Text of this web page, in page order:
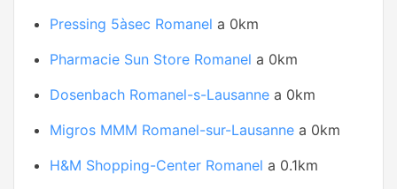
Pressing 5àsec Romanel a 0km
Pharmacie Sun Store Romanel a 0km
Dosenbach Romanel-s-Lausanne a 0km
Migros MMM Romanel-sur-Lausanne a 0km
H&M Shopping-Center Romanel a 0.1km